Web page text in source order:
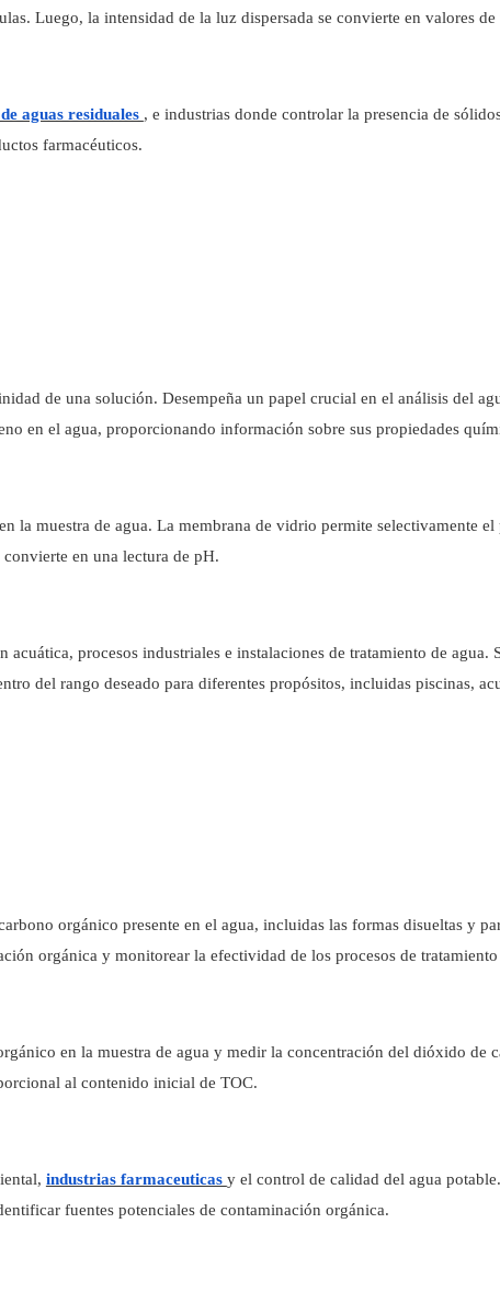
Luego, la intensidad de la luz dispersada se convierte en valores
aguas residuales , e industrias donde controlar la presencia de
farmacéuticos.
de una solución. Desempeña un papel crucial en el análisis del
en el agua, proporcionando información sobre sus propiedades
la muestra de agua. La membrana de vidrio permite selectivamente el
en una lectura de pH.
procesos industriales e instalaciones de tratamiento de agua.
del rango deseado para diferentes propósitos, incluidas piscinas,
orgánico presente en el agua, incluidas las formas disueltas y
orgánica y monitorear la efectividad de los procesos de tratamiento
en la muestra de agua y medir la concentración del dióxido de
al contenido inicial de TOC.
industrias farmaceuticas y el control de calidad del agua
fuentes potenciales de contaminación orgánica.